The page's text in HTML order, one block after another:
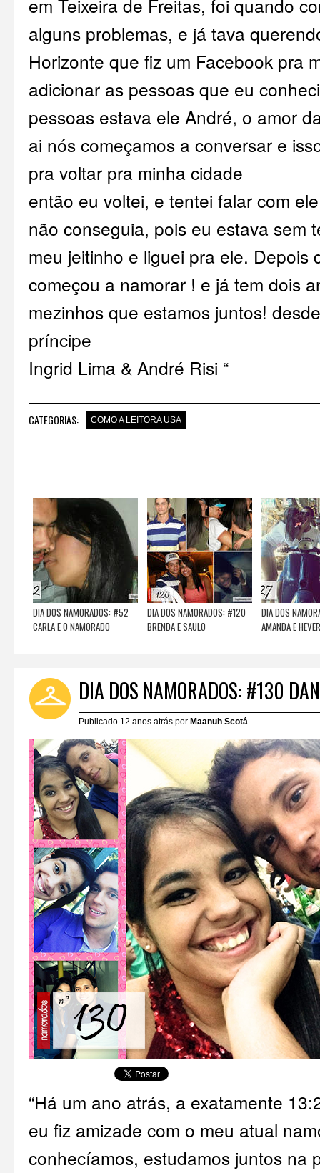
em Teixeira de Freitas, foi quando
alguns problemas, e já tava
Horizonte que fiz um Facebook pra
adicionar as pessoas que eu
pessoas estava ele André, o amor
ai nós começamos a conversar e
pra voltar pra minha cidade
então eu voltei, e tentei falar com
não conseguia, pois eu estava sem
meu jeitinho e liguei pra ele. Depois
começou a namorar ! e já tem dois
mezinhos que estamos juntos!
príncipe
Ingrid Lima & André Risi “
CATEGORIAS: COMO A LEITORA USA
DIA DOS NAMORADOS: #52
CARLA E O NAMORADO
DIA DOS NAMORADOS: #120
BRENDA E SAULO
DIA DOS
AMANDA E
DIA DOS NAMORADOS: #130
Publicado 12 anos atrás por Maanuh Scotá
“Há um ano atrás, a exatamente
eu fiz amizade com o meu atual
conhecíamos, estudamos juntos na